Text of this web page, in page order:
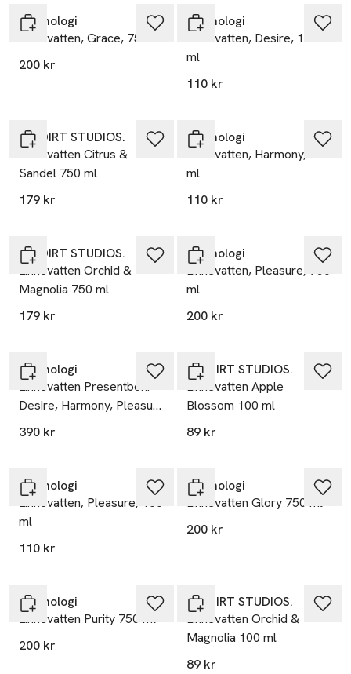
Washologi
Linnevatten, Grace, 750 ml
200 kr
Washologi
Linnevatten, Desire, 100
ml
110 kr
NO DIRT STUDIOS.
Linnevatten Citrus &
Sandel 750 ml
179 kr
Washologi
Linnevatten, Harmony, 100
ml
110 kr
NO DIRT STUDIOS.
Linnevatten Orchid &
Magnolia 750 ml
179 kr
Washologi
Linnevatten, Pleasure, 750
ml
200 kr
Washologi
Linnevatten Presentbox:
Desire, Harmony, Pleasure
& Sport 4x100 ml
390 kr
NO DIRT STUDIOS.
Linnevatten Apple
Blossom 100 ml
89 kr
Washologi
Linnevatten, Pleasure, 100
ml
110 kr
Washologi
Linnevatten Glory 750 ml
200 kr
Washologi
Linnevatten Purity 750 ml
200 kr
NO DIRT STUDIOS.
Linnevatten Orchid &
Magnolia 100 ml
89 kr